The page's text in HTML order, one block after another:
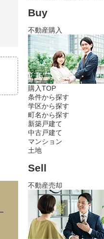
Buy
不動産購入
購入TOP
条件から探す
学区から探す
町名から探す
新築戸建て
中古戸建て
マンション
土地
Sell
不動産売却